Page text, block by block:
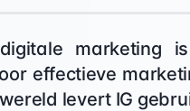
marketing
effectieve
levert IG